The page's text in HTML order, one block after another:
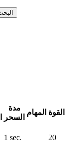
مدة
السحر
المهام القوة
1 sec. 20